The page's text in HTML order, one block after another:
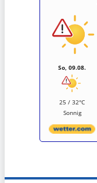
So, 09.08.
25 / 32°C
Sonnig